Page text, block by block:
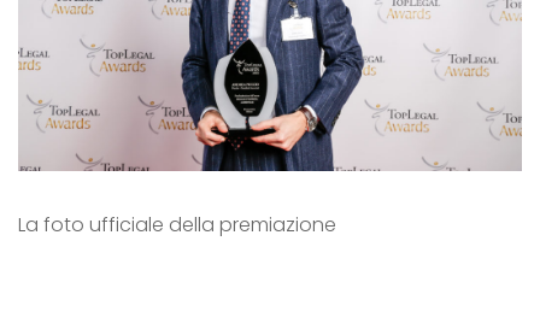
La foto ufficiale della premiazione